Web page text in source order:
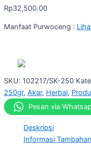
Rp32,500.00
Manfaat Purwoceng :
SKU: 102217/SK-250
250gr, Akar, Herbal,
Pesan via
Deskripsi
Informasi Tambahan